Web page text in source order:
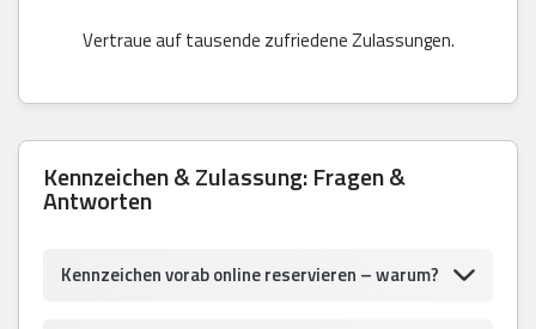
Vertraue auf tausende zufriedene Zulassungen.
Kennzeichen & Zulassung: Fragen &
Antworten
Kennzeichen vorab online reservieren – warum?